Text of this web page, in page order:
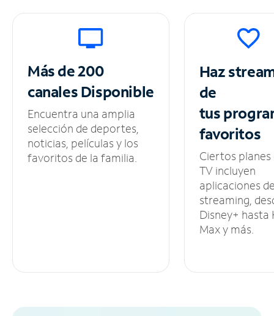
Más de 200
canalesDisponible
Encuentra una amplia
selección de deportes,
noticias, películas y los
favoritos de la familia.
Haz
de
tus
favoritos
Ciertos planes
TV incluyen
aplicaciones
streaming,
Disney+ hasta
Max y más.